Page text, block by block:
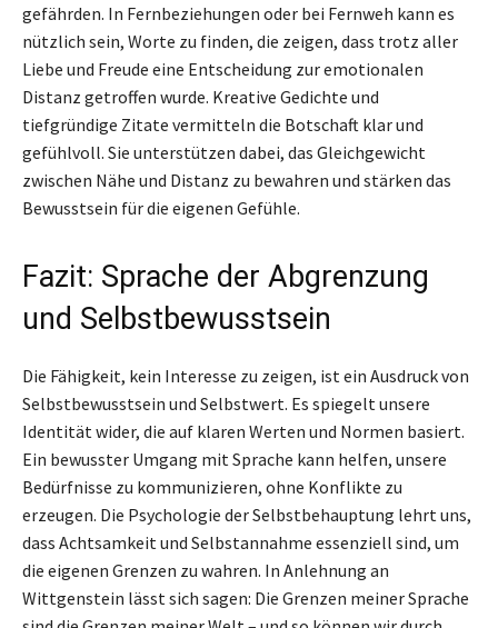
gefährden. In Fernbeziehungen oder bei Fernweh kann es
nützlich sein, Worte zu finden, die zeigen, dass trotz aller
Liebe und Freude eine Entscheidung zur emotionalen
Distanz getroffen wurde. Kreative Gedichte und
tiefgründige Zitate vermitteln die Botschaft klar und
gefühlvoll. Sie unterstützen dabei, das Gleichgewicht
zwischen Nähe und Distanz zu bewahren und stärken das
Bewusstsein für die eigenen Gefühle.
Fazit: Sprache der Abgrenzung
und Selbstbewusstsein
Die Fähigkeit, kein Interesse zu zeigen, ist ein Ausdruck von
Selbstbewusstsein und Selbstwert. Es spiegelt unsere
Identität wider, die auf klaren Werten und Normen basiert.
Ein bewusster Umgang mit Sprache kann helfen, unsere
Bedürfnisse zu kommunizieren, ohne Konflikte zu
erzeugen. Die Psychologie der Selbstbehauptung lehrt uns,
dass Achtsamkeit und Selbstannahme essenziell sind, um
die eigenen Grenzen zu wahren. In Anlehnung an
Wittgenstein lässt sich sagen: Die Grenzen meiner Sprache